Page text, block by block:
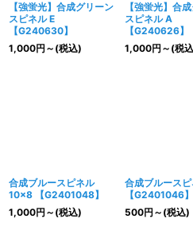
【強蛍光】合成グリーン
スピネル E
【G240630】
1,000円 ～ (税込)
【強蛍光】合
スピネル A
【G240626】
1,000円 ～ (税
合成ブルースピネル
10×8 【G2401048】
1,000円 ～ (税込)
合成ブルース
【G2401046】
500円 ～ (税込)